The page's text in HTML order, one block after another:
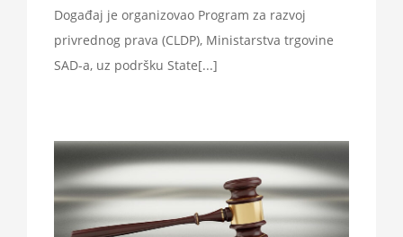
Događaj je organizovao Program za razvoj
privrednog prava (CLDP), Ministarstva trgovine
SAD-a, uz podršku State[...]